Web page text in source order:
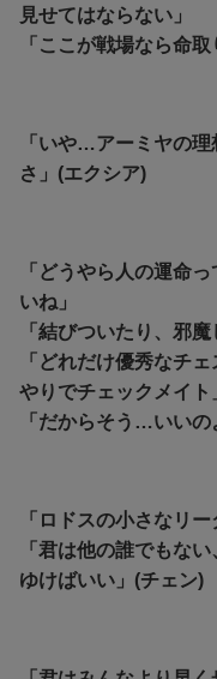
見せてはならない」
「ここが戦場なら命
「いや…アーミヤの
さ」(エクシア)
「どうやら人の運命
いね」
「結びついたり、邪魔
「どれだけ優秀なチ
やりでチェックメイト
「だからそう…いい
「ロドスの小さなリー
「君は他の誰でもな
ゆけばいい」(チェン)